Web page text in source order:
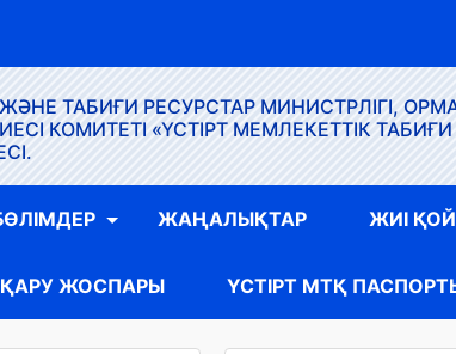
ТАБИҒИ РЕСУРСТАР МИНИСТРЛІГІ,
КОМИТЕТІ «ҮСТІРТ МЕМЛЕКЕТТІК
ЖАҢАЛЫҚТАР ЖИІ
ЖОСПАРЫ ҮСТІРТ МТҚ